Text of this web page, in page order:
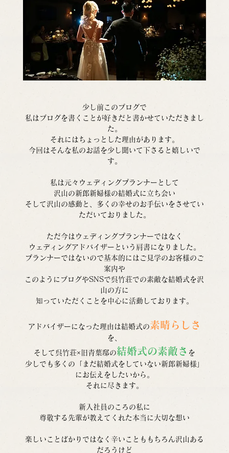
少し前このブログで
私はブログを書くことが好きだと書かせていただきまし
た。
それにはちょっとした理由があります。
今回はそんな私のお話を少し聞いて下さると嬉しいで
す。
私は元々ウェディングプランナーとして
沢山の新郎新婦様の結婚式に立ち会い
そして沢山の感動と、多くの幸せのお手伝いをさせてい
ただいておりました。
ただ今はウェディングプランナーではなく
ウェディングアドバイザーという肩書になりました。
プランナーではないので基本的にはご見学のお客様のご
案内や
このようにブログやSNSで呉竹荘での素敵な結婚式を沢
山の方に
知っていただくことを中心に活動しております。
アドバイザーになった理由は結婚式の素晴らしさ
を、
そして呉竹荘×旧青葉邸の結婚式の素敵さ を
少しでも多くの「まだ結婚式をしていない新郎新婦様」
にお伝えをしたいから。
それに尽きます。
新入社員のころの私に
尊敬する先輩が教えてくれた本当に大切な想い
楽しいことばかりではなく辛いことももちろん沢山ある
だろうけど